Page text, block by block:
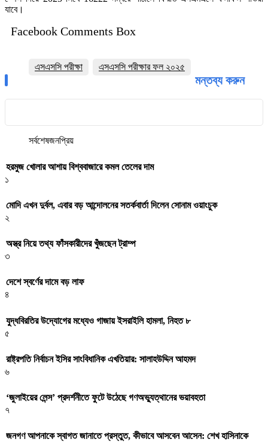
যাবে।
Facebook Comments Box
এসএসসি পরীক্ষা এসএসসি পরীক্ষার ফল ২০২৫
মন্তব্য করুন
সর্বশেষজনপ্রিয়
হরমুজ খোলার আশায় বিশ্ববাজারে কমল তেলের দাম
১
মোদি এখন দুর্বল, এবার বড় আন্দোলনের সতর্কবার্তা দিলেন সোনাম ওয়াংচুক
২
অস্ত্র নিয়ে তথ্য ফাঁসকারীদের খুঁজছেন ট্রাম্প
৩
দেশে স্বর্ণের দামে বড় লাফ
৪
যুদ্ধবিরতির উদ্যোগের মধ্যেও গাজায় ইসরাইলি হামলা, নিহত ৮
৫
রাষ্ট্রপতি নির্বাচন ইসির সাংবিধানিক এখতিয়ার: সালাহউদ্দিন আহমদ
৬
‘জুলাইয়ের লেন্স’ প্রদর্শনীতে ফুটে উঠেছে গণঅভ্যুত্থানের ভয়াবহতা
৭
জনগণ আপনাকে স্বাগত জানাতে প্রস্তুত, কীভাবে আসবেন আসেন: শেখ হাসিনাকে